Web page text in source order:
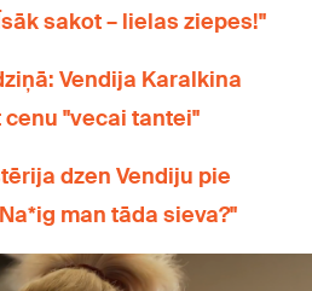
sakot – lielas ziepes!"
Vendija Karalkina
"vecai tantei"
dzen Vendiju pie
man tāda sieva?"